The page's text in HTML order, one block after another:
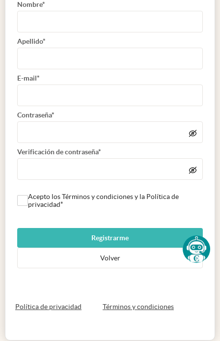
Nombre*
Apellido*
E-mail*
Contraseña*
Verificación de contraseña*
Acepto los Términos y condiciones y la Política de
privacidad*
Registrarme
Volver
Política de privacidad abre en nueva pestaña
Términos y condicionesabre en nueva